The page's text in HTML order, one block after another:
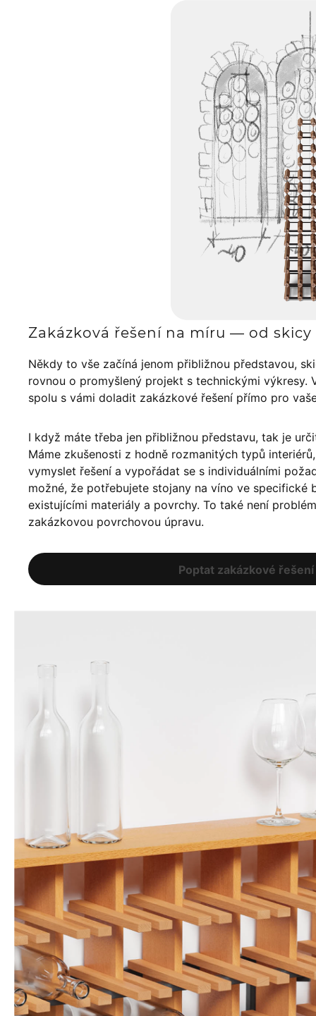
Zakázková řešení na míru — od
Někdy to vše začíná jenom přibližnou představou,
rovnou o promyšlený projekt s technickými výkresy.
spolu s vámi doladit zakázkové řešení přímo pro
I když máte třeba jen přibližnou představu, tak je
Máme zkušenosti z hodně rozmanitých typů
vymyslet řešení a vypořádat se s individuálními
možné, že potřebujete stojany na víno ve specifické
existujícími materiály a povrchy. To také není
zakázkovou povrchovou úpravu.
Poptat zakázkové řešení